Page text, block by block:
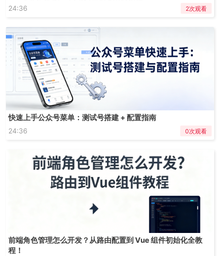
24:36 2次观看
快速上手公众号菜单：测试号搭建 + 配置指南
24:36 0次观看
前端角色管理怎么开发？从路由配置到 Vue 组件初始化全教
程！